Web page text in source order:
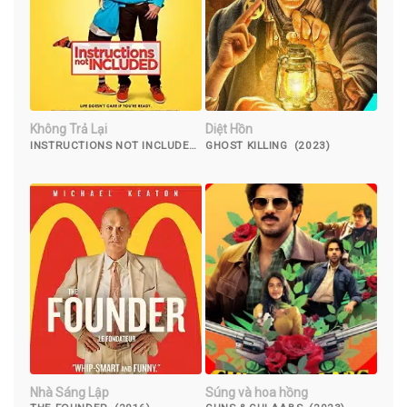
Không Trả Lại
INSTRUCTIONS NOT INCLUDED
Diệt Hồn
GHOST KILLING (2023)
Nhà Sáng Lập Súng và hoa hồng